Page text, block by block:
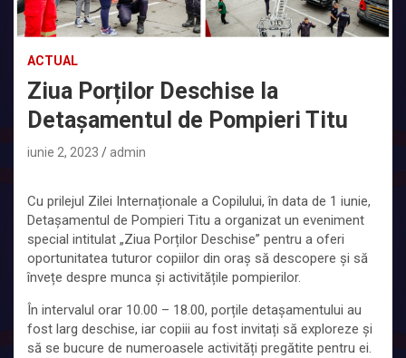
ACTUAL
Ziua Porților Deschise la
Detașamentul de Pompieri Titu
iunie 2, 2023 admin
Cu prilejul Zilei Internaționale a Copilului, în data de 1 iunie,
Detașamentul de Pompieri Titu a organizat un eveniment
special intitulat „Ziua Porților Deschise” pentru a oferi
oportunitatea tuturor copiilor din oraș să descopere și să
învețe despre munca și activitățile pompierilor.
În intervalul orar 10.00 – 18.00, porțile detașamentului au
fost larg deschise, iar copiii au fost invitați să exploreze și
să se bucure de numeroasele activități pregătite pentru ei.